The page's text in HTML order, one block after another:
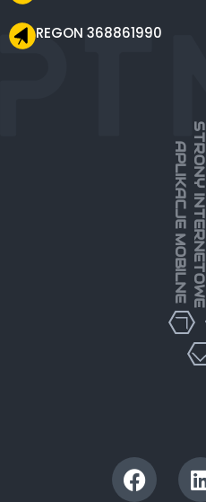
REGON 368861990
APLIKACJE MOBILNESTRONY INTERNETOWE